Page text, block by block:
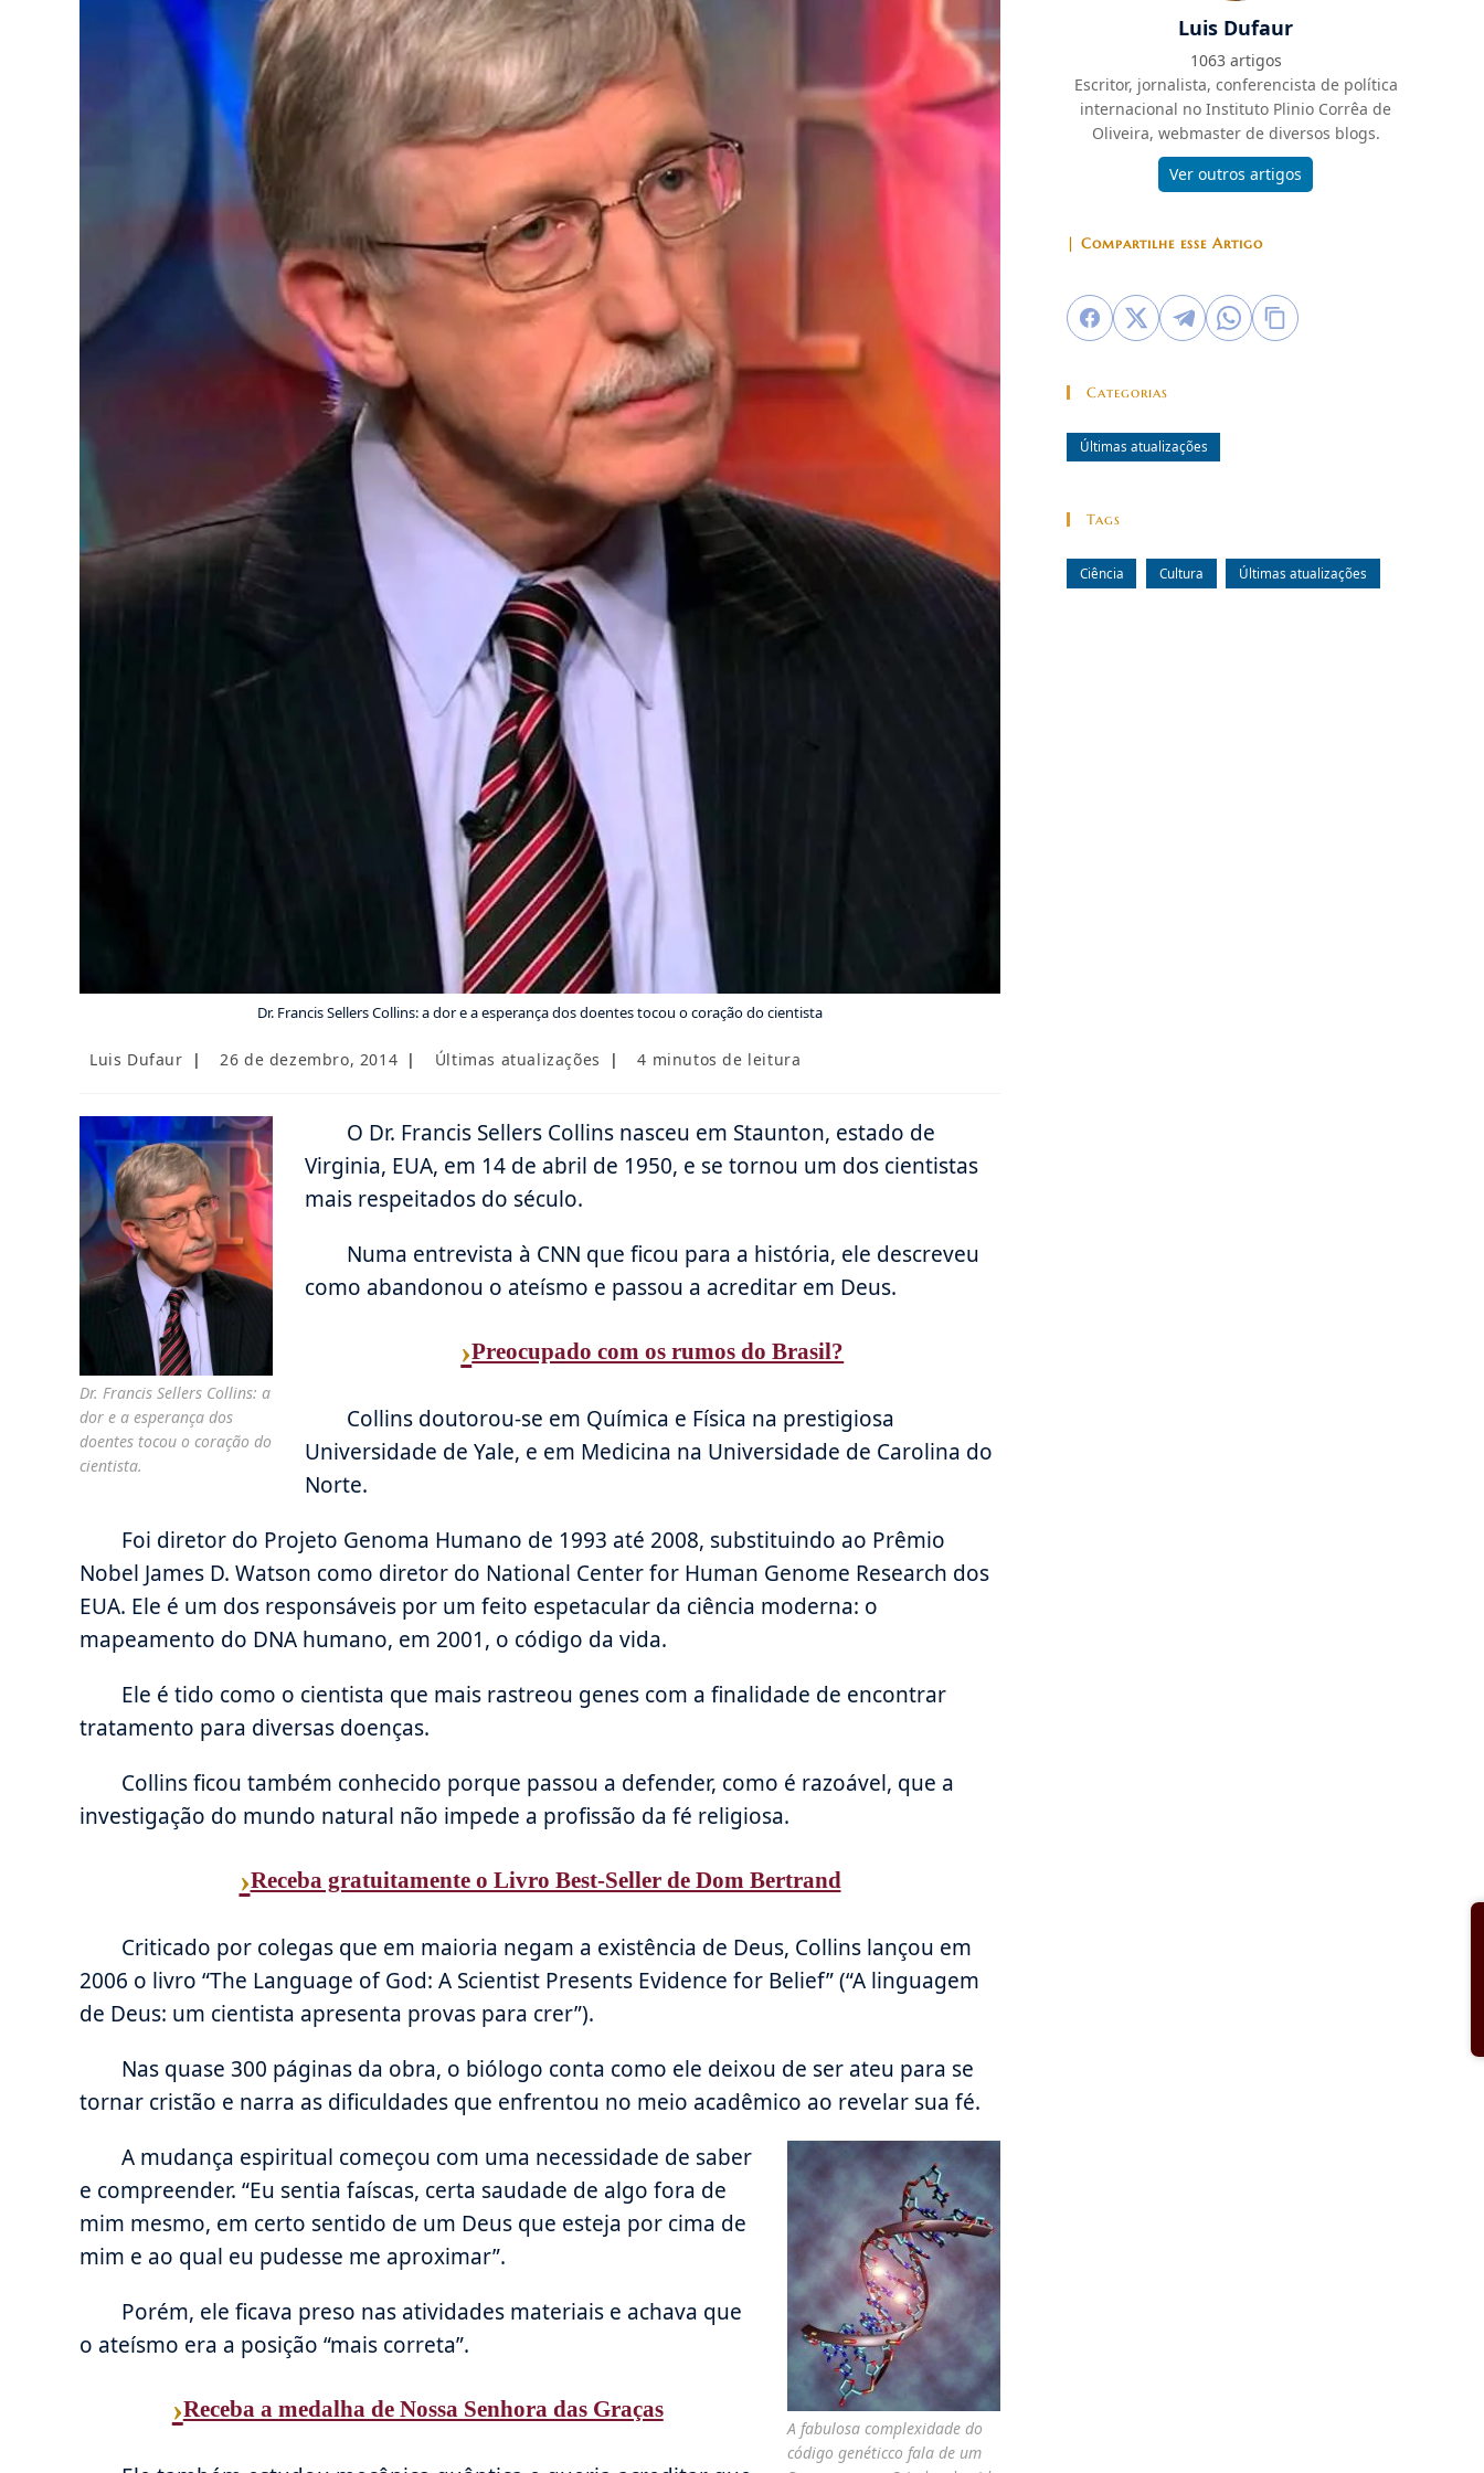
Dr. Francis Sellers Collins: a dor e a esperança dos doentes tocou o coração do cientista
Autor
Luis Dufaur
Post
26 de dezembro, 2014
Categoria
Últimas atualizações
Tempo
4 minutos de leitura
Dr. Francis Sellers Collins: a
dor e a esperança dos
doentes tocou o coração do
cientista.
O Dr. Francis Sellers Collins nasceu em Staunton, estado de
Virginia, EUA, em 14 de abril de 1950, e se tornou um dos cientistas
mais respeitados do século.
Numa entrevista à CNN que ficou para a história, ele descreveu
como abandonou o ateísmo e passou a acreditar em Deus.
›Preocupado com os rumos do Brasil?
Collins doutorou-se em Química e Física na prestigiosa
Universidade de Yale, e em Medicina na Universidade de Carolina do
Norte.
Foi diretor do Projeto Genoma Humano de 1993 até 2008, substituindo ao Prêmio
Nobel James D. Watson como diretor do National Center for Human Genome Research dos
EUA. Ele é um dos responsáveis por um feito espetacular da ciência moderna: o
mapeamento do DNA humano, em 2001, o código da vida.
Ele é tido como o cientista que mais rastreou genes com a finalidade de encontrar
tratamento para diversas doenças.
Collins ficou também conhecido porque passou a defender, como é razoável, que a
investigação do mundo natural não impede a profissão da fé religiosa.
›Receba gratuitamente o Livro Best-Seller de Dom Bertrand
Criticado por colegas que em maioria negam a existência de Deus, Collins lançou em
2006 o livro “The Language of God: A Scientist Presents Evidence for Belief” (“A linguagem
de Deus: um cientista apresenta provas para crer”).
Nas quase 300 páginas da obra, o biólogo conta como ele deixou de ser ateu para se
tornar cristão e narra as dificuldades que enfrentou no meio acadêmico ao revelar sua fé.
A fabulosa complexidade do
código genéticco fala de um
A mudança espiritual começou com uma necessidade de saber
e compreender. “Eu sentia faíscas, certa saudade de algo fora de
mim mesmo, em certo sentido de um Deus que esteja por cima de
mim e ao qual eu pudesse me aproximar”.
Porém, ele ficava preso nas atividades materiais e achava que
o ateísmo era a posição “mais correta”.
›Receba a medalha de Nossa Senhora das Graças
Luis Dufaur
1063 artigos
Escritor, jornalista, conferencista de política
internacional no Instituto Plinio Corrêa de
Oliveira, webmaster de diversos blogs.
Ver outros artigos
| Compartilhe esse Artigo
Categorias
Últimas atualizações
Tags
Ciência Cultura Últimas atualizações